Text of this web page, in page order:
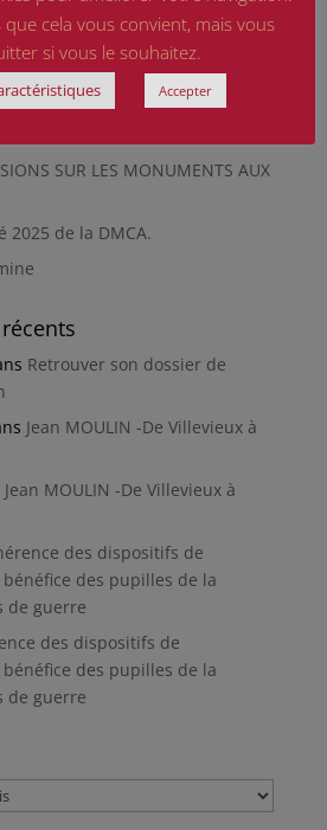
des victimes de la Seconde
SUR LES MONUMENTS AUX
2025 de la DMCA.
Retrouver son dossier de
Jean MOULIN -De Villevieux à
Jean MOULIN -De Villevieux à
des dispositifs de
des pupilles de la
de guerre
des dispositifs de
des pupilles de la
de guerre
cela vous convient, mais vous
si vous le souhaitez.
Accepter